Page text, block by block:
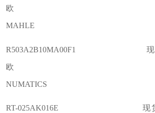
MAHLE
R503A2B10MA00F1 现货
NUMATICS
RT-025AK016E 现货